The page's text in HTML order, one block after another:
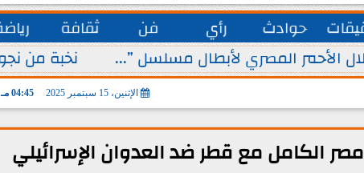
حوادث رأي فن ثقافة
الأحمر المصري لأبطال مسلسل ”... نخبة من
الإثنين، 15 سبتمبر 2025 04:45 مـ
الكامل مع قطر ضد العدوان الإسرائيلي